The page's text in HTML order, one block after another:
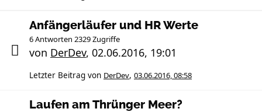
Anfängerläufer und HR Werte
6 Antworten 2329 Zugriffe
von DerDev, 02.06.2016, 19:01
Letzter Beitrag von DerDev, 03.06.2016, 08:58
Laufen am Thrünger Meer?